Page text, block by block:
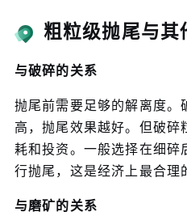
粗粒级抛尾与其
与破碎的关系
抛尾前需要足够的解离度。
高，抛尾效果越好。但破碎
耗和投资。一般选择在细
行抛尾，这是经济上最合理
与磨矿的关系